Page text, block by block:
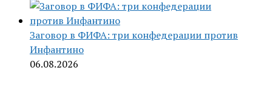
Заговор в ФИФА: три конфедерации против
Инфантино
06.08.2026